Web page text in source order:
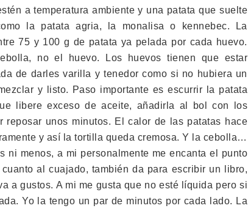
a temperatura ambiente y una patata que suelte
la patata agria, la monalisa o kennebec. La
75 y 100 g de patata ya pelada por cada huevo.
no el huevo. Los huevos tienen que estar
de darles varilla y tenedor como si no hubiera un
y listo. Paso importante es escurrir la patata
libere exceso de aceite, añadirla al bol con los
reposar unos minutos. El calor de las patatas hace
y así la tortilla queda cremosa. Y la cebolla…
ni menos, a mi personalmente me encanta el punto
al cuajado, también da para escribir un libro,
a gustos. A mi me gusta que no esté líquida pero si
Yo la tengo un par de minutos por cada lado. La